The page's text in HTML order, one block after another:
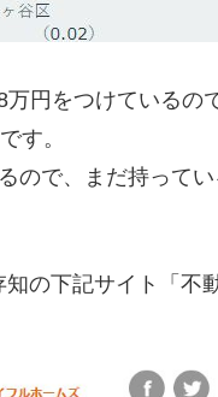
円をつけているので
す。
ので、まだ持って
の下記サイト「不